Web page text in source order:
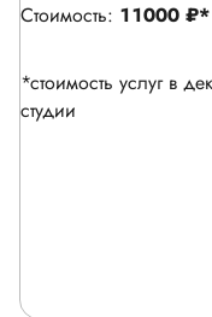
Нет привязки к
От 1000 ₽